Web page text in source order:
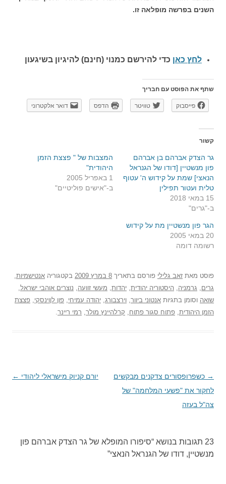
השנים בפרשה מופלאה זו.
לחץ כאן כדי להירשם כמנוי (חינם) להיגיון בשיגעון
שתף את הפוסט עם חבריך
פייסבוק טוויטר הדפס דואר אלקטרוני
קשור
גר הצדק אברהם בן אברהם
פון מנשטיין [דודו של הגנראל
הנאצי] שמת על קידוש ה' עטוף
טלית ועטור תפילין
15 במאי 2018
ב-"גרים"
המצבות של " פצצת הזמן
היהודית"
1 באפריל 2005
ב-"אישים פוליטיים"
הגר פון מנשטיין מת על קידוש
20 במאי 2005
רשומה דומה
פוסט מאת זאב גלילי פורסם בתאריך 8 במרץ 2009 בקטגוריה אנטישמיות,
גרים, גרמניה, היסטוריה יהודית, יהדות, מעשי זוועה, נוצרים אוהבי ישראל,
שואה וסומן בתגיות אנטוני ביוור, וירצבורג, יהודה עמיחי, פון לןוינסקי, פצצת
הזמן היהודית, פתוח סגור פתוח, קרלהיינץ מולר, רמי ריינר.
ניווט
בפוסטים
→ כשפרופסורים צדקנים מבקשים
לחקור את "פשעי המלחמה" של
צה"ל בעזה
יורם קניוק מישראלי ליהודי ←
23 תגובות בנושא “
סיפורו המופלא של גר הצדק אברהם פון
מנשטיין, דודו של הגנראל הנאצי”